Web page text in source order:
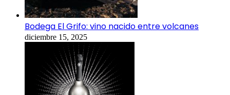
Bodega El Grifo: vino nacido entre volcanes
diciembre 15, 2025